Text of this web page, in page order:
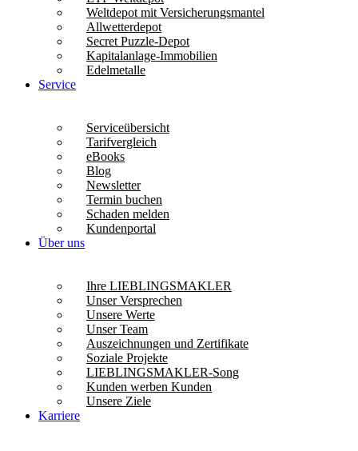
Weltdepot mit Versicherungsmantel
Allwetterdepot
Secret Puzzle-Depot
Kapitalanlage-Immobilien
Edelmetalle
Service
Serviceübersicht
Tarifvergleich
eBooks
Blog
Newsletter
Termin buchen
Schaden melden
Kundenportal
Über uns
Ihre LIEBLINGSMAKLER
Unser Versprechen
Unsere Werte
Unser Team
Auszeichnungen und Zertifikate
Soziale Projekte
LIEBLINGSMAKLER-Song
Kunden werben Kunden
Unsere Ziele
Karriere